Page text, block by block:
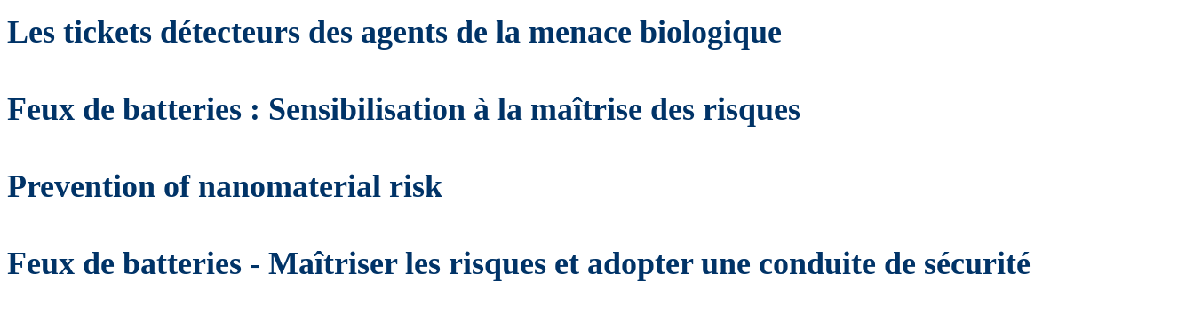
Les tickets détecteurs des agents de la menace biologique
Feux de batteries : Sensibilisation à la maîtrise des risques
Prevention of nanomaterial risk
Feux de batteries - Maîtriser les risques et adopter une conduite de sécurité